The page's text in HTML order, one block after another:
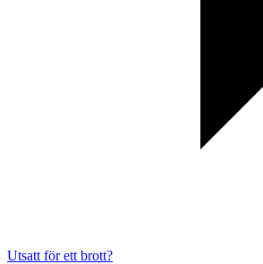
Utsatt för ett brott?